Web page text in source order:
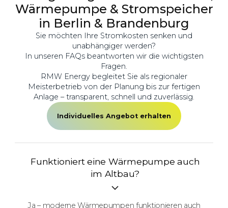
Wärmepumpe & Stromspeicher
in Berlin & Brandenburg
Sie möchten Ihre Stromkosten senken und
unabhängiger werden?
In unseren FAQs beantworten wir die wichtigsten
Fragen.
RMW Energy begleitet Sie als regionaler
Meisterbetrieb von der Planung bis zur fertigen
Anlage – transparent, schnell und zuverlässig.
Individuelles Angebot erhalten
Funktioniert eine Wärmepumpe auch
im Altbau?
Ja – moderne Wärmepumpen funktionieren auch